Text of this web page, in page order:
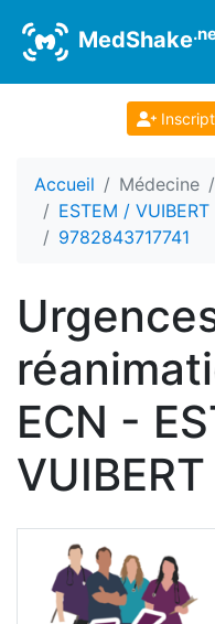
MedShake
Accueil Médecine
ESTEM / VUIBERT
9782843717741
ECN -
VUIBERT